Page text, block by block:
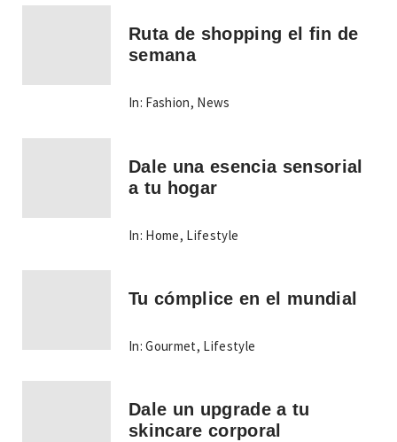
Ruta de shopping el fin de
semana
In: Fashion, News
Dale una esencia sensorial
a tu hogar
In: Home, Lifestyle
Tu cómplice en el mundial
In: Gourmet, Lifestyle
Dale un upgrade a tu
skincare corporal